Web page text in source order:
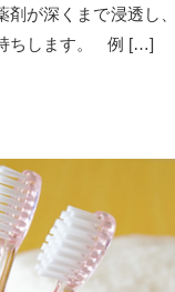
剤が深くまで浸透し
ちします。 例 […]